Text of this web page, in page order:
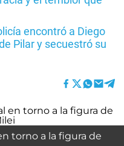
encontró a Diego
Pilar y secuestró su
torno a la figura de